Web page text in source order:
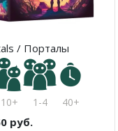
/ Порталы
10+ 1-4 40+
руб.